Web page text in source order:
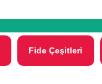
Fide Çeşitleri